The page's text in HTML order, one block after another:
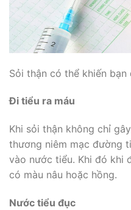
Sỏi thận có thể khiến bạn
Đi tiểu ra máu
Khi sỏi thận không chỉ
thương niêm mạc đường
vào nước tiểu. Khi đó khi
có màu nâu hoặc hồng.
Nước tiểu đục